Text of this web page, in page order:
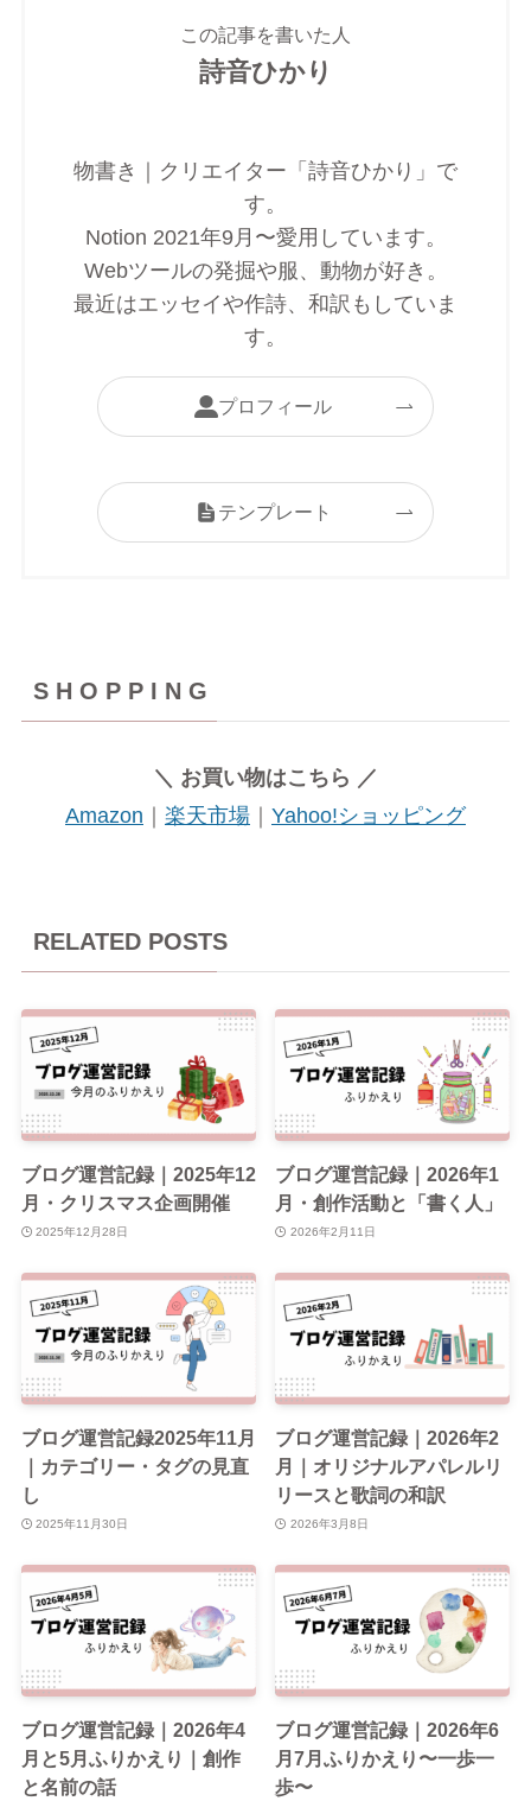
この記事を書いた人
詩音ひかり
物書き｜クリエイター「詩音ひかり」で
す。
Notion 2021年9月〜愛用しています。
Webツールの発掘や服、動物が好き。
最近はエッセイや作詩、和訳もしていま
す。
プロフィール
テンプレート
S H O P P I N G
＼ お買い物はこちら ／
Amazon ｜ 楽天市場 ｜ Yahoo!ショッピング
RELATED POSTS
ブログ運営記録｜2025年12
月・クリスマス企画開催
2025年12月28日
ブログ運営記録｜2026年1
月・創作活動と「書く人」
2026年2月11日
ブログ運営記録2025年11月
｜カテゴリー・タグの見直
し
2025年11月30日
ブログ運営記録｜2026年2
月｜オリジナルアパレルリ
リースと歌詞の和訳
2026年3月8日
ブログ運営記録｜2026年4
月と5月ふりかえり｜創作
と名前の話
ブログ運営記録｜2026年6
月7月ふりかえり〜一歩一
歩〜